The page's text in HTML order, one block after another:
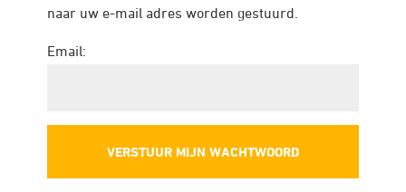
naar uw e-mail adres worden gestuurd.
Email: